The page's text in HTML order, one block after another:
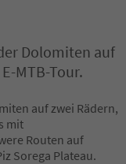
Dolomiten auf
MTB-Tour.
auf zwei Rädern,
mit
Routen auf
Sorega Plateau.